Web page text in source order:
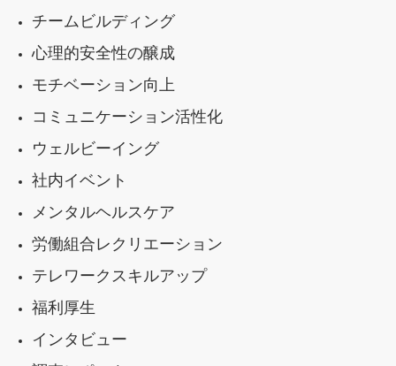
チームビルディング
心理的安全性の醸成
モチベーション向上
コミュニケーション活性化
ウェルビーイング
社内イベント
メンタルヘルスケア
労働組合レクリエーション
テレワークスキルアップ
福利厚生
インタビュー